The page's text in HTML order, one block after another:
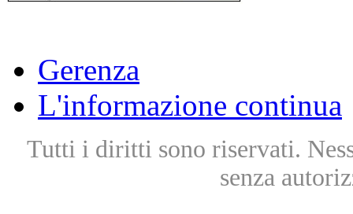
Gerenza
L'informazione continua
Tutti i diritti sono riservati.
senza